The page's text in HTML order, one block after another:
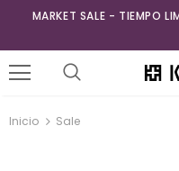
MARKET SALE - TIEMPO
Inicio Sale